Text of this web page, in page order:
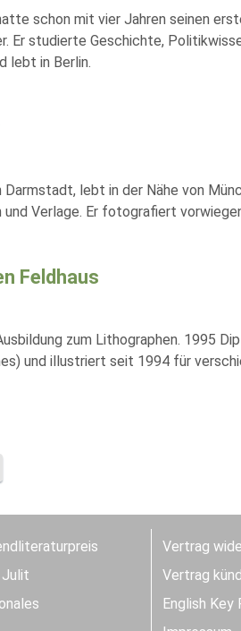
schon mit vier Jahren seinen
Er studierte Geschichte,
lebt in Berlin.
Darmstadt, lebt in der Nähe von
und Verlage. Er fotografiert
Feldhaus
zum Lithographen. 1995
und illustriert seit 1994 für
Vertrag
Vertrag
English Key